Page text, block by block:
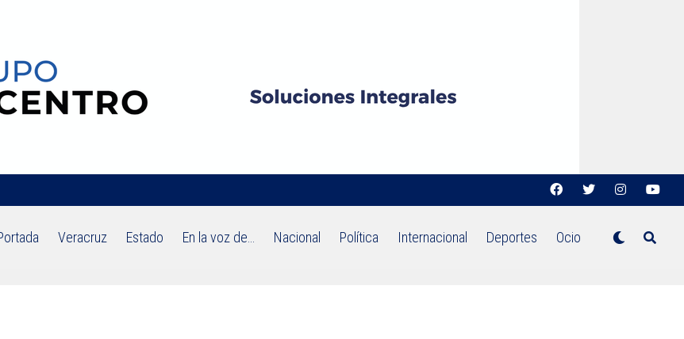
Veracruz Estado En la voz de… Nacional Política Internacional Deportes Ocio